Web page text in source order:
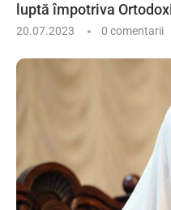
luptă împotriva
20.07.2023 0 comentarii